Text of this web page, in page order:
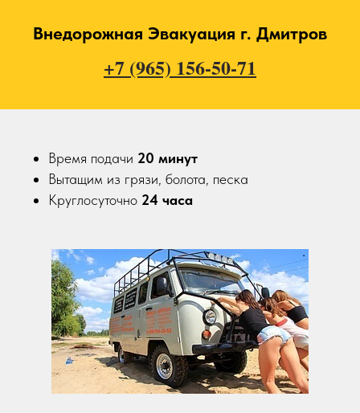
Внедорожная Эвакуация г. Дмитров
+7 (965) 156-50-71
Время подачи 20 минут
Вытащим из грязи, болота, песка
Круглосуточно 24 часа